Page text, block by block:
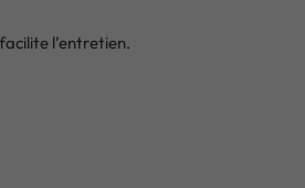
l’entretien.